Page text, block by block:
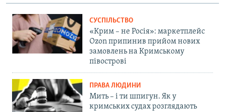
СУСПІЛЬСТВО
«Крим – не Росія»: маркетплейс
Ozon припинив прийом нових
замовлень на Кримському
півострові
ПРАВА ЛЮДИНИ
Мить – і ти шпигун. Як у
кримських судах розглядають